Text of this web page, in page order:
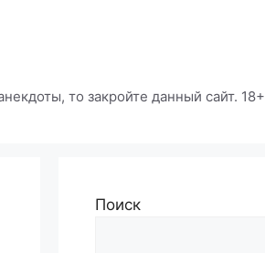
то закройте данный сайт. 18+
Поиск